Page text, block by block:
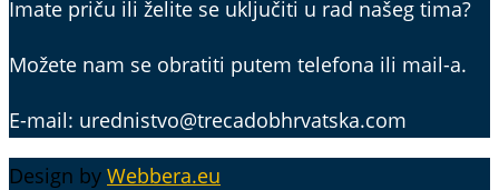
Imate priču ili želite se uključiti u rad našeg tima?
Možete nam se obratiti putem telefona ili mail-a.
E-mail: urednistvo@trecadobhrvatska.com
Design by Webbera.eu